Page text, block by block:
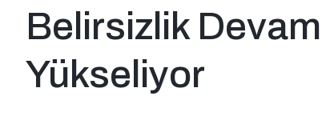
Belirsizlik
Yükseliyor